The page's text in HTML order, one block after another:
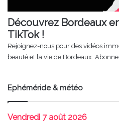
Découvrez Bordeaux
TikTok !
Rejoignez-nous pour des vidéos
beauté et la vie de Bordeaux.
Ephéméride & météo
Vendredi 7 août 2026